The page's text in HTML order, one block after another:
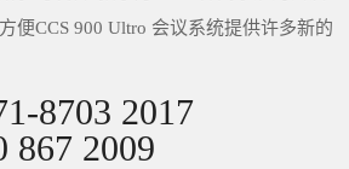
便CCS 900 Ultro 会议系统提供许多新的
8703 2017
867 2009